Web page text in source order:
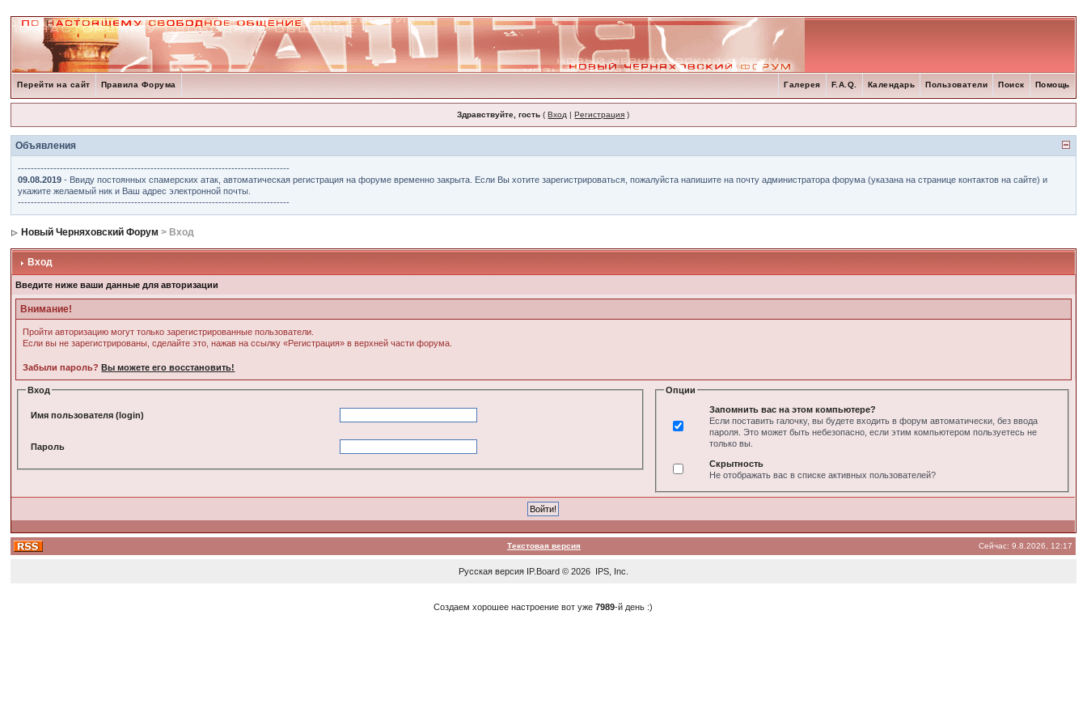
Перейти на сайт Правила Форума Помощь
Поиск
Пользователи
Календарь
F.A.Q.
Галерея
Здравствуйте, гость (Вход |Регистрация )
Объявления
------------------------------------------------------------------------------------
09.08.2019 - Ввиду постоянных спамерских атак, автоматическая регистрация на форуме временно закрыта. Если Вы хотите зарегистрироваться, пожалуйста напишите на почту администратора форума (указана на странице контактов на сайте) и
укажите желаемый ник и Ваш адрес электронной почты.
------------------------------------------------------------------------------------
Новый Черняховский Форум > Вход
Вход
Введите ниже ваши данные для авторизации
Внимание!
Пройти авторизацию могут только зарегистрированные пользователи.
Если вы не зарегистрированы, сделайте это, нажав на ссылку «Регистрация» в верхней части форума.
Забыли пароль?Вы можете его восстановить!
Вход
Имя пользователя (login)
Пароль
Опции
Запомнить вас на этом компьютере?
Если поставить галочку, вы будете входить в форум автоматически, без ввода
пароля. Это может быть небезопасно, если этим компьютером пользуетесь не
только вы.
Скрытность
Не отображать вас в списке активных пользователей?
Текстовая версия Сейчас: 9.8.2026, 12:17
Русская версия IP.Board© 2026 IPS, Inc
Создаем хорошее настроение вот уже7989-й день :)